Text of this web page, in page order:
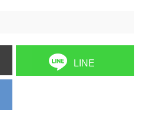
LINE